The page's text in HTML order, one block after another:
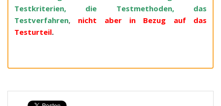
Testkriterien, die Testmethoden, das
Testverfahren, nicht aber in Bezug auf das
Testurteil.